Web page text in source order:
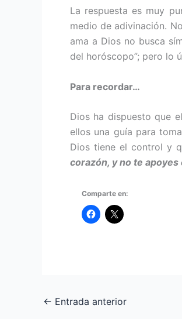
La respuesta es muy
medio de adi­vinación.
ama a Dios no busca
del horóscopo”; pero lo
Para recordar…
Dios ha dispuesto que
ellos una guía para
Dios tiene el control y
corazón, y no te
Comparte en:
← Entrada anterior